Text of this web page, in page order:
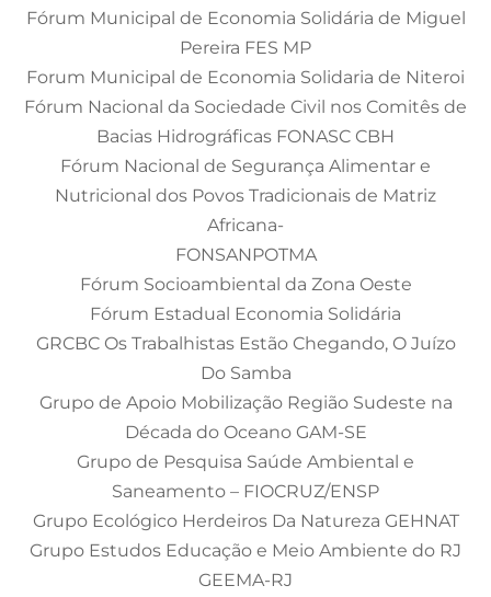
Fórum Municipal de Economia Solidária de Miguel
Pereira FES MP
Forum Municipal de Economia Solidaria de Niteroi
Fórum Nacional da Sociedade Civil nos Comitês de
Bacias Hidrográficas FONASC CBH
Fórum Nacional de Segurança Alimentar e
Nutricional dos Povos Tradicionais de Matriz
Africana-
FONSANPOTMA
Fórum Socioambiental da Zona Oeste
Fórum Estadual Economia Solidária
GRCBC Os Trabalhistas Estão Chegando, O Juízo
Do Samba
Grupo de Apoio Mobilização Região Sudeste na
Década do Oceano GAM-SE
Grupo de Pesquisa Saúde Ambiental e
Saneamento – FIOCRUZ/ENSP
Grupo Ecológico Herdeiros Da Natureza GEHNAT
Grupo Estudos Educação e Meio Ambiente do RJ
GEEMA-RJ